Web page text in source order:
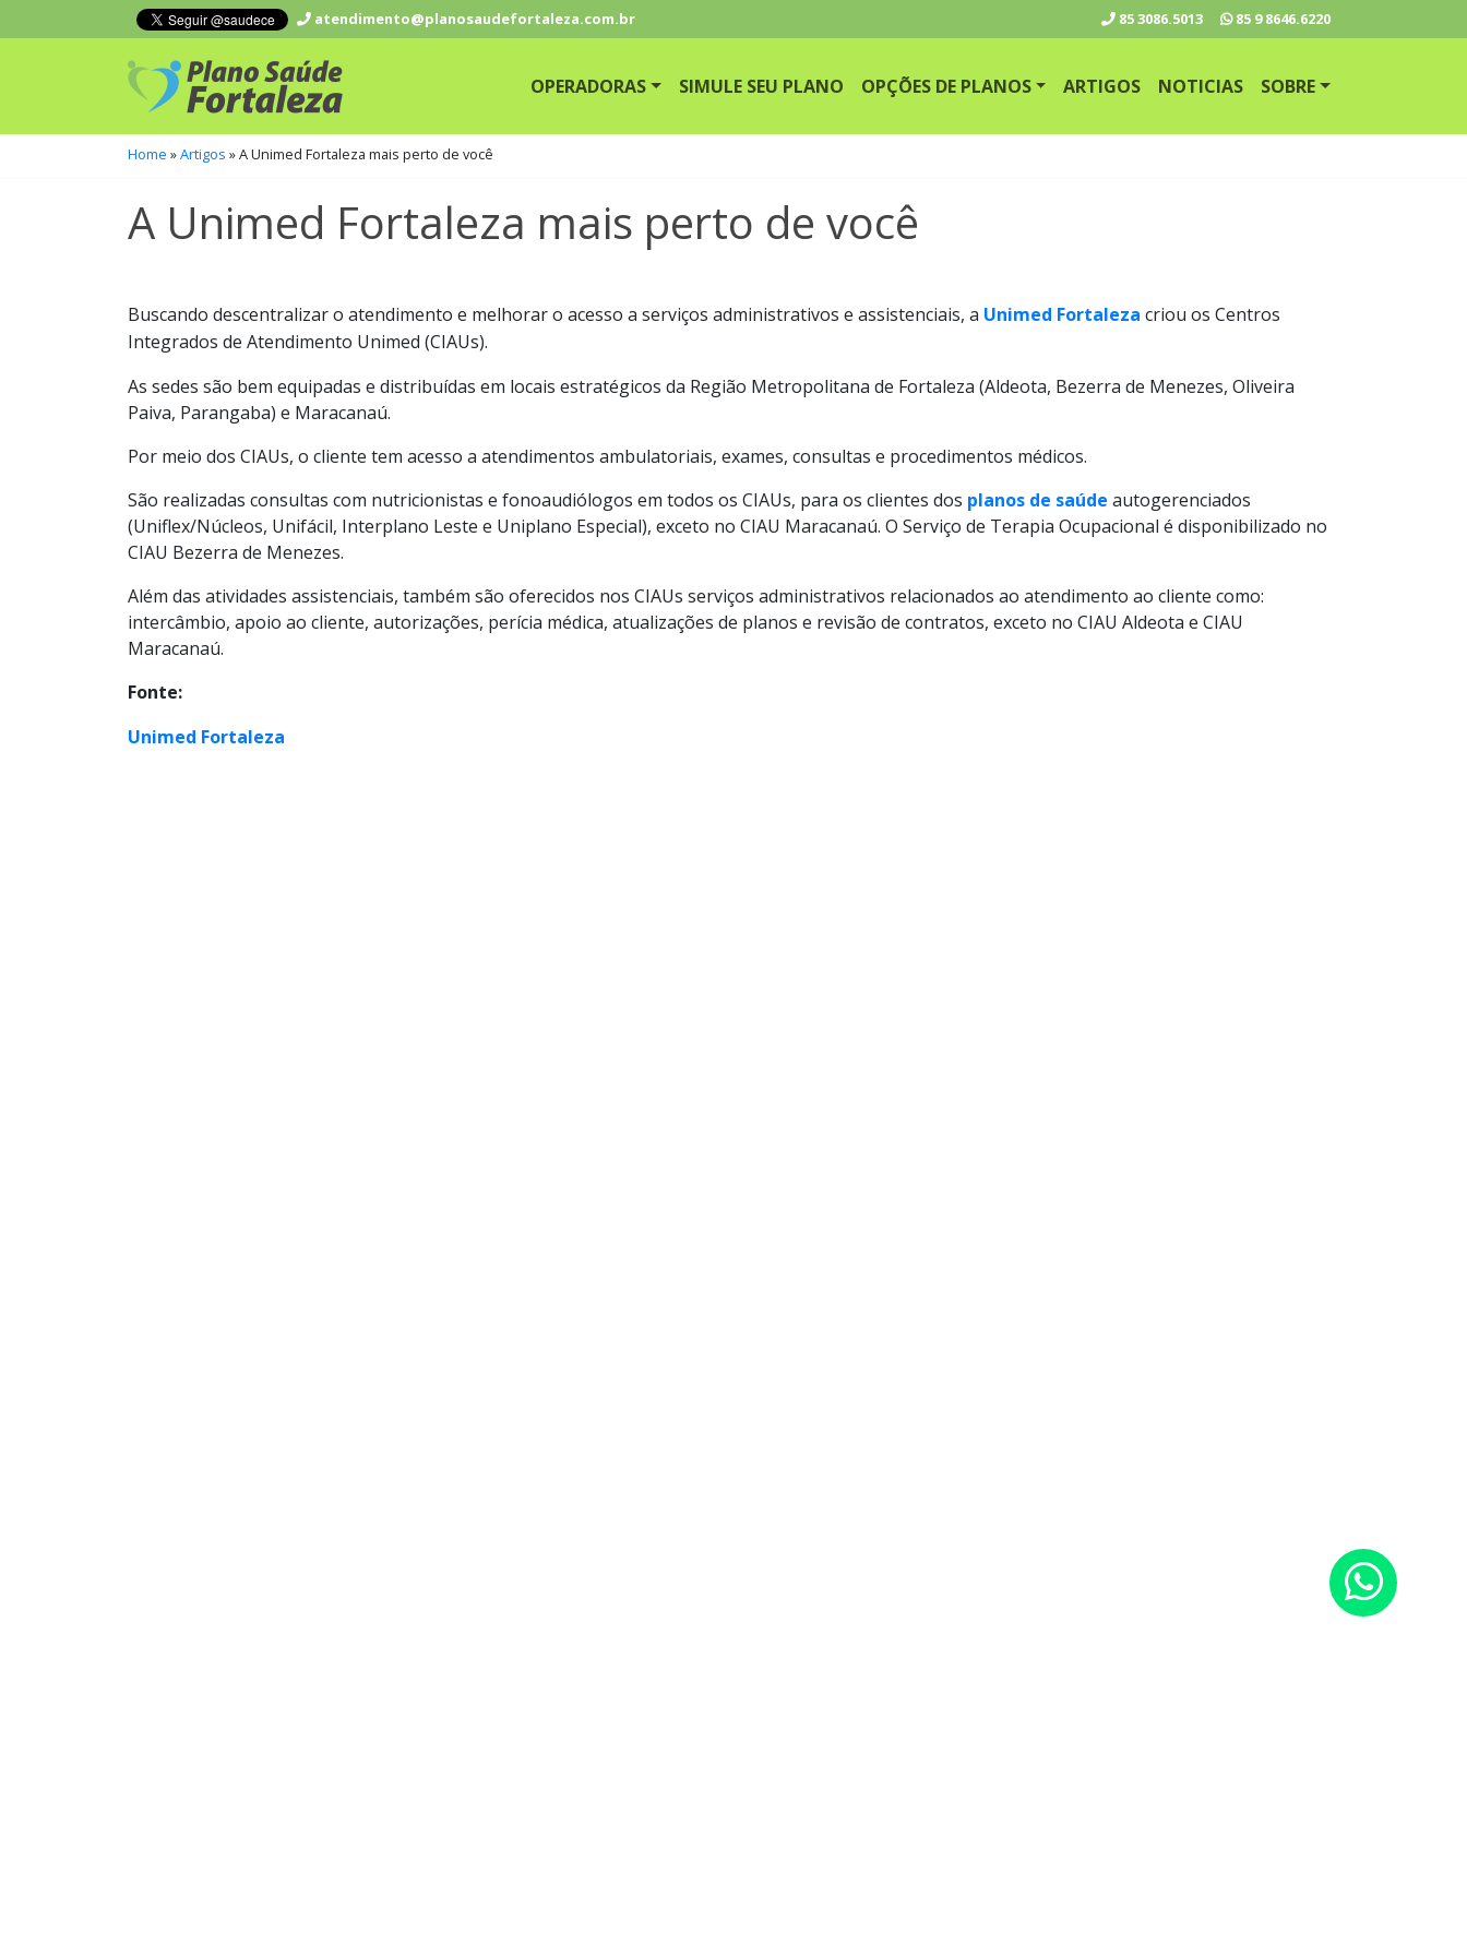
atendimento@planosaudefortaleza.com.br 853086.5013 85 9 8646.6220
OPERADORAS SIMULE SEU PLANO OPÇÕES DE PLANOS ARTIGOS NOTICIAS SOBRE
Home »Artigos »A Unimed Fortaleza mais perto de você
A Unimed Fortaleza mais perto de você
Buscando descentralizar o atendimento e melhorar o acesso a serviços administrativos e assistenciais, a Unimed Fortaleza criou os Centros
Integrados de Atendimento Unimed (CIAUs).
As sedes são bem equipadas e distribuídas em locais estratégicos da Região Metropolitana de Fortaleza (Aldeota, Bezerra de Menezes, Oliveira
Paiva, Parangaba) e Maracanaú.
Por meio dos CIAUs, o cliente tem acesso a atendimentos ambulatoriais, exames, consultas e procedimentos médicos.
São realizadas consultas com nutricionistas e fonoaudiólogos em todos os CIAUs, para os clientes dos planos de saúde autogerenciados
(Uniflex/Núcleos, Unifácil, Interplano Leste e Uniplano Especial), exceto no CIAU Maracanaú. O Serviço de Terapia Ocupacional é disponibilizado no
CIAU Bezerra de Menezes.
Além das atividades assistenciais, também são oferecidos nos CIAUs serviços administrativos relacionados ao atendimento ao cliente como:
intercâmbio, apoio ao cliente, autorizações, perícia médica, atualizações de planos e revisão de contratos, exceto no CIAU Aldeota e CIAU
Maracanaú.
Fonte:
Unimed Fortaleza